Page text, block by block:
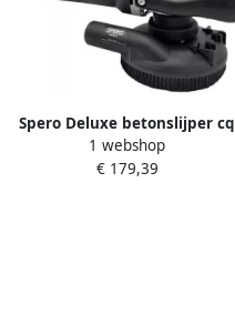
Spero Deluxe betonslijper cq
schuur & polijstmachine |
125mm | 1400Watt | droog +
1 webshop
€ 179,39